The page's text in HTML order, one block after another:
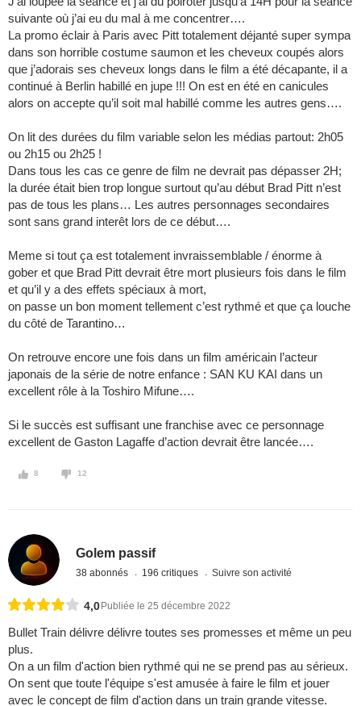
suivante où j’ai eu du mal à me concentrer….
La promo éclair à Paris avec Pitt totalement déjanté super sympa
dans son horrible costume saumon et les cheveux coupés alors
que j’adorais ses cheveux longs dans le film a été décapante, il a
continué à Berlin habillé en jupe !!! On est en été en canicules
alors on accepte qu’il soit mal habillé comme les autres gens….
On lit des durées du film variable selon les médias partout: 2h05
ou 2h15 ou 2h25 !
Dans tous les cas ce genre de film ne devrait pas dépasser 2H;
la durée était bien trop longue surtout qu’au début Brad Pitt n’est
pas de tous les plans… Les autres personnages secondaires
sont sans grand interêt lors de ce début….
Meme si tout ça est totalement invraissemblable / énorme à
gober et que Brad Pitt devrait être mort plusieurs fois dans le film
et qu’il y a des effets spéciaux à mort,
on passe un bon moment tellement c’est rythmé et que ça louche
du côté de Tarantino…
On retrouve encore une fois dans un film américain l’acteur
japonais de la série de notre enfance : SAN KU KAI dans un
excellent rôle à la Toshiro Mifune….
Si le succès est suffisant une franchise avec ce personnage
excellent de Gaston Lagaffe d’action devrait être lancée….
8 12
Golem passif
38 abonnés 196 critiques Suivre son activité
4,0 Publiée le 25 décembre 2022
Bullet Train délivre délivre toutes ses promesses et même un peu
plus.
On a un film d'action bien rythmé qui ne se prend pas au sérieux.
On sent que toute l'équipe s'est amusée à faire le film et jouer
avec le concept de film d'action dans un train grande vitesse.